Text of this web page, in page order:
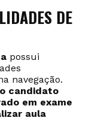
DE
possui
navegação.
o candidato
em exame
aula